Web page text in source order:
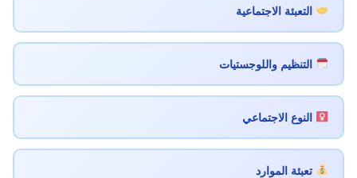
التعبئة الاجتماعية
التنظيم واللوجستيات
النوع الاجتماعي
تعبئة الموارد